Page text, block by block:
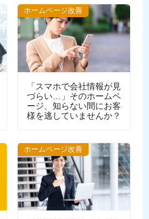
ホームページ改善
「スマホで会社情報が見
づらい…」そのホームペ
ージ、知らない間にお客
様を逃していませんか？
ホームページ改善